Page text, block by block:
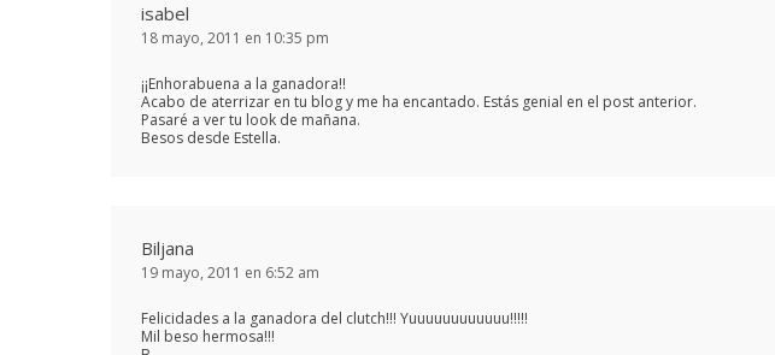
isabel
18 mayo, 2011 en 10:35 pm
¡¡Enhorabuena a la ganadora!!
Acabo de aterrizar en tu blog y me ha encantado. Estás genial en el post anterior.
Pasaré a ver tu look de mañana.
Besos desde Estella.
Biljana
19 mayo, 2011 en 6:52 am
Felicidades a la ganadora del clutch!!! Yuuuuuuuuuuuu!!!!!
Mil beso hermosa!!!